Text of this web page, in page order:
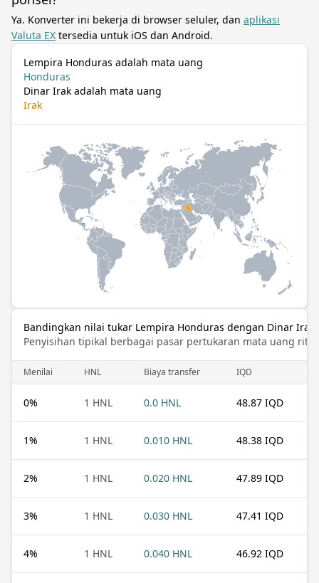
Ya. Konverter ini bekerja di browser seluler, dan aplikasi
Valuta EX tersedia untuk iOS dan Android.
Lempira Honduras adalah mata uang
Honduras
Dinar Irak adalah mata uang
Irak
Bandingkan nilai tukar Lempira Honduras dengan Dinar Irak
Penyisihan tipikal berbagai pasar pertukaran mata uang ritel
Menilai HNL Biaya transfer IQD
0% 1 HNL 0.0 HNL 48.87 IQD
1% 1 HNL 0.010 HNL 48.38 IQD
2% 1 HNL 0.020 HNL 47.89 IQD
3% 1 HNL 0.030 HNL 47.41 IQD
4% 1 HNL 0.040 HNL 46.92 IQD